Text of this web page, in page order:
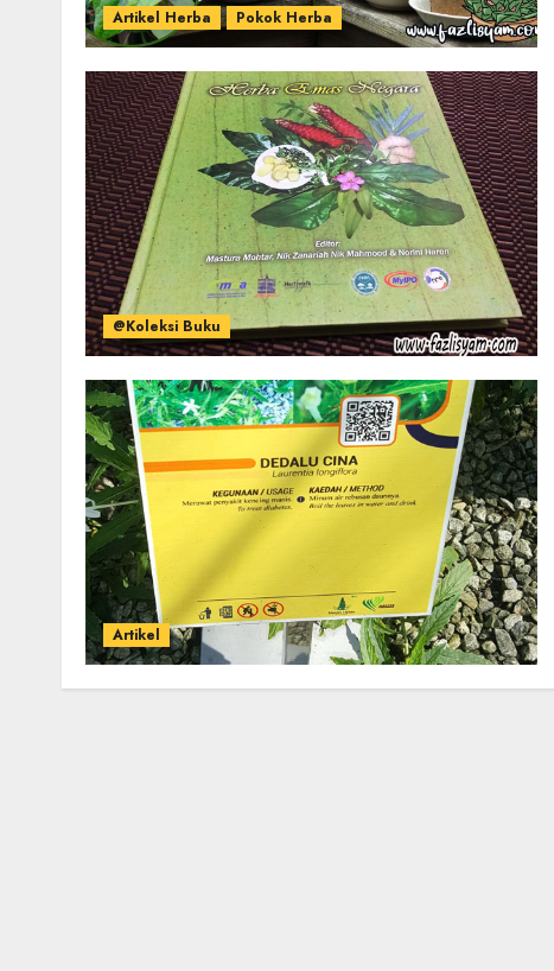
Artikel Herba Pokok Herba
@Koleksi Buku
Artikel